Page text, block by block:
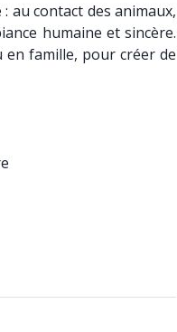
au contact des animaux,
humaine et sincère.
en famille, pour créer de